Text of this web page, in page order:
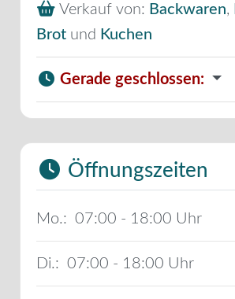
Verkauf von: Backwaren,
Brot und Kuchen
Gerade geschlossen:
Öffnungszeiten
Mo.: 07:00 - 18:00
Di.: 07:00 - 18:00